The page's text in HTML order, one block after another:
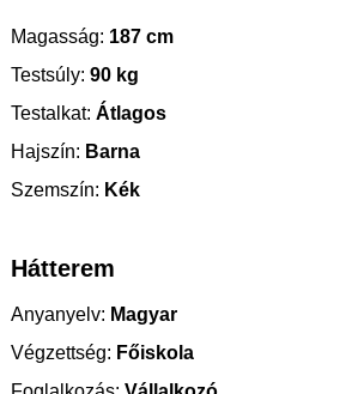
Magasság: 187 cm
Testsúly: 90 kg
Testalkat: Átlagos
Hajszín: Barna
Szemszín: Kék
Hátterem
Anyanyelv: Magyar
Végzettség: Főiskola